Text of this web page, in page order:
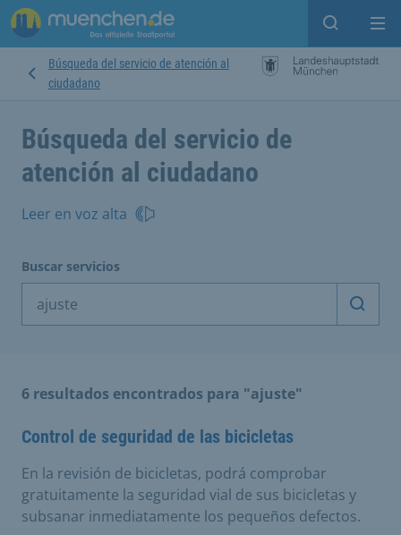
Open
Búsqueda del servicio de atención al
ciudadano
Búsqueda del servicio de
atención al ciudadano
Leer en voz alta
Buscar servicios
6 resultados encontrados para "ajuste"
Control de seguridad de las bicicletas
En la revisión de bicicletas, podrá comprobar
gratuitamente la seguridad vial de sus bicicletas y
subsanar inmediatamente los pequeños defectos.